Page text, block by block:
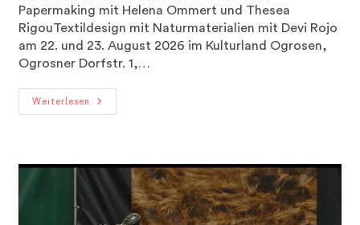
Papermaking mit Helena Ommert und Thesea
RigouTextildesign mit Naturmaterialien mit Devi Rojo
am 22. und 23. August 2026 im Kulturland Ogrosen,
Ogrosner Dorfstr. 1,…
Weiterlesen
OPEN
SPACES